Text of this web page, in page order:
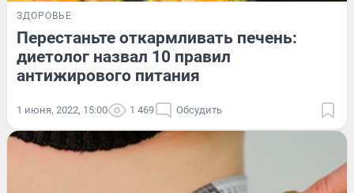
ЗДОРОВЬЕ
Перестаньте откармливать печень:
диетолог назвал 10 правил
антижирового питания
1 июня, 2022, 15:00 1 469 Обсудить